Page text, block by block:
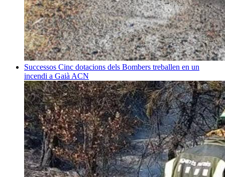
Successos Cinc dotacions dels Bombers treballen en un
incendi a Gaià ACN